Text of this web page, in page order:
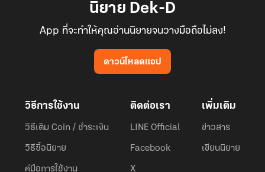
นิยาย Dek-D
App ที่จะทำให้คุณอ่านนิยายจนวางมือถือไม่ลง!
ดาวน์โหลดแอป
วิธีการใช้งาน
วิธีเติม Coin / ชำระเงิน
วิธีซื้อนิยาย
คู่มือการใช้งาน
ติดต่อเรา
LINE Official
Facebook
X
เพิ่มเติม
ข่าวสาร
เขียนนิยาย